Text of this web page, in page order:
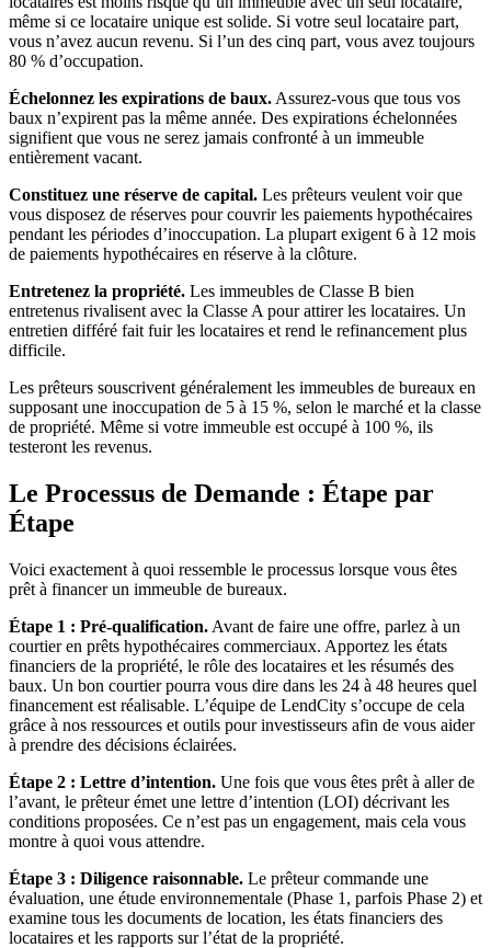
même si ce locataire unique est solide. Si votre seul locataire part,
vous n’avez aucun revenu. Si l’un des cinq part, vous avez toujours
80 % d’occupation.
Échelonnez les expirations de baux. Assurez-vous que tous vos
baux n’expirent pas la même année. Des expirations échelonnées
signifient que vous ne serez jamais confronté à un immeuble
entièrement vacant.
Constituez une réserve de capital. Les prêteurs veulent voir que
vous disposez de réserves pour couvrir les paiements hypothécaires
pendant les périodes d’inoccupation. La plupart exigent 6 à 12 mois
de paiements hypothécaires en réserve à la clôture.
Entretenez la propriété. Les immeubles de Classe B bien
entretenus rivalisent avec la Classe A pour attirer les locataires. Un
entretien différé fait fuir les locataires et rend le refinancement plus
difficile.
Les prêteurs souscrivent généralement les immeubles de bureaux en
supposant une inoccupation de 5 à 15 %, selon le marché et la classe
de propriété. Même si votre immeuble est occupé à 100 %, ils
testeront les revenus.
Le Processus de Demande : Étape par
Étape
Voici exactement à quoi ressemble le processus lorsque vous êtes
prêt à financer un immeuble de bureaux.
Étape 1 : Pré-qualification. Avant de faire une offre, parlez à un
courtier en prêts hypothécaires commerciaux. Apportez les états
financiers de la propriété, le rôle des locataires et les résumés des
baux. Un bon courtier pourra vous dire dans les 24 à 48 heures quel
financement est réalisable. L’équipe de LendCity s’occupe de cela
grâce à nos ressources et outils pour investisseurs afin de vous aider
à prendre des décisions éclairées.
Étape 2 : Lettre d’intention. Une fois que vous êtes prêt à aller de
l’avant, le prêteur émet une lettre d’intention (LOI) décrivant les
conditions proposées. Ce n’est pas un engagement, mais cela vous
montre à quoi vous attendre.
Étape 3 : Diligence raisonnable. Le prêteur commande une
évaluation, une étude environnementale (Phase 1, parfois Phase 2) et
examine tous les documents de location, les états financiers des
locataires et les rapports sur l’état de la propriété.